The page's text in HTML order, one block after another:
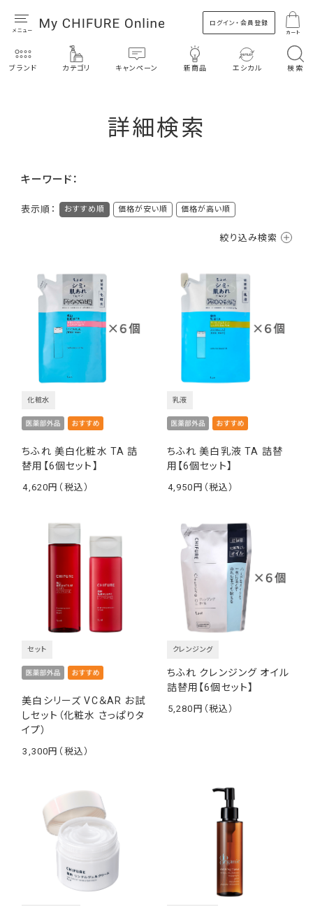
ログイン・会員登録
カート
ブランド カテゴリ キャンペーン 新商品 エシカル 検索
詳細検索
表示順： おすすめ順 価格が安い順 価格が高い順
絞り込み検索
ちふれ 美白化粧水 TA 詰
替用【6個セット】
化粧水
4,620
ちふれ 美白乳液 TA 詰替
用【6個セット】
乳液
4,950
美白シリーズ VC＆AR お試
しセット（化粧水 さっぱりタ
イプ）
セット
3,300
ちふれ クレンジング オイル
詰替用【6個セット】
クレンジング
5,280
キーワード：